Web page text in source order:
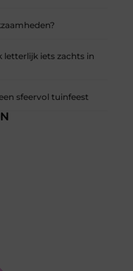
letterlijk iets zachts in
sfeervol tuinfeest